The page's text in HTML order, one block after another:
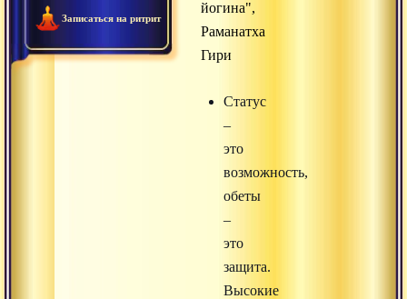
Записаться на ритрит
йогина",
Раманатха
Гири
Статус
–
это
возможность,
обеты
–
это
защита.
Высокие